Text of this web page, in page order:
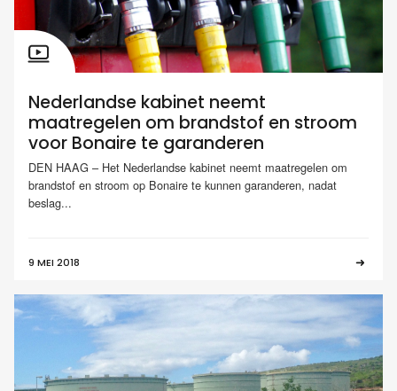
Nederlandse kabinet neemt
maatregelen om brandstof en stroom
voor Bonaire te garanderen
DEN HAAG – Het Nederlandse kabinet neemt maatregelen om
brandstof en stroom op Bonaire te kunnen garanderen, nadat
beslag...
9 MEI 2018